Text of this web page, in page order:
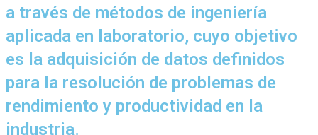
a través de métodos de ingeniería
aplicada en laboratorio, cuyo objetivo
es la adquisición de datos definidos
para la resolución de problemas de
rendimiento y productividad en la
industria.